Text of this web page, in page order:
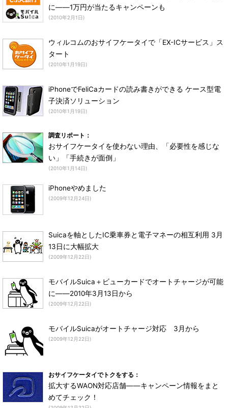
に――1万円が当たるキャンペーンも
(2010年2月1日)
ウィルコムのおサイフケータイで「EX-ICサービス」ス
タート
(2010年1月19日)
iPhoneでFeliCaカードの読み書きができる ケース型電
子決済ソリューション
(2010年1月19日)
調査リポート：
おサイフケータイを使わない理由、「必要性を感じな
い」「手続きが面倒」
(2010年1月14日)
iPhoneやめました
(2009年12月24日)
Suicaを軸としたIC乗車券と電子マネーの相互利用 3月
13日に大幅拡大
(2009年12月22日)
モバイルSuica＋ビューカードでオートチャージが可能
に――2010年3月13日から
(2009年12月22日)
モバイルSuicaがオートチャージ対応 3月から
(2009年12月22日)
おサイフケータイでトクをする：
拡大するWAON対応店舗――キャンペーン情報をまと
めてチェック！